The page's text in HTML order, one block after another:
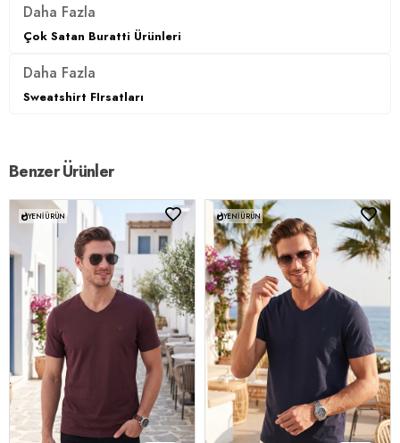
Daha Fazla
Çok Satan Buratti Ürünleri
Daha Fazla
Sweatshirt FIrsatları
Benzer Ürünler
YENI ÜRÜN YENI ÜRÜN